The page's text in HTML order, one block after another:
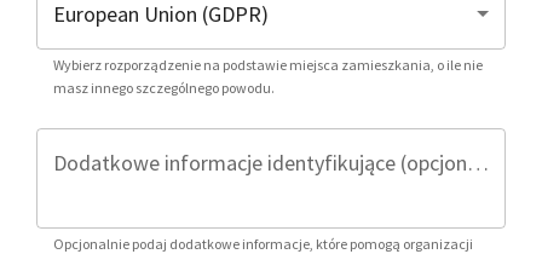
Wybierz rozporządzenie na podstawie miejsca zamieszkania, o ile nie
masz innego szczególnego powodu.
Dodatkowe informacje identyfikujące (opcjonalnie)
Opcjonalnie podaj dodatkowe informacje, które pomogą organizacji